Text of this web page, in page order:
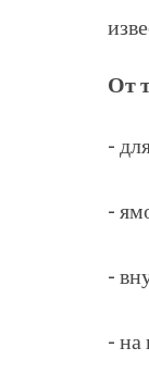
От
-
-
-
- на